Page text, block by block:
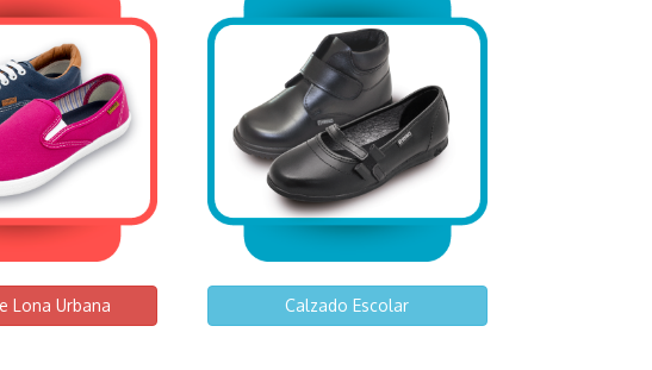
Lona Urbana Calzado Escolar